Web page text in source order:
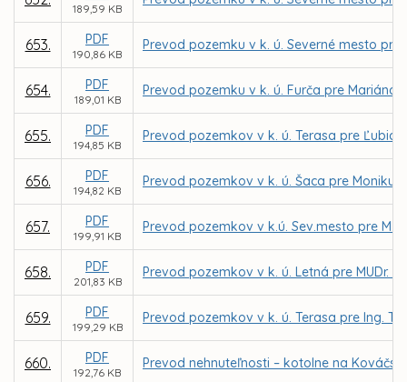
189,59 KB
653. PDF
190,86 KB
Prevod pozemku v k. ú. Severné mesto
654. PDF
189,01 KB
Prevod pozemku v k. ú. Furča pre Mariána
655. PDF
194,85 KB
Prevod pozemkov v k. ú. Terasa pre Ľubicu
656. PDF
194,82 KB
Prevod pozemkov v k. ú. Šaca pre Moniku
657. PDF
199,91 KB
Prevod pozemkov v k.ú. Sev.mesto pre M.
658. PDF
201,83 KB
Prevod pozemkov v k. ú. Letná pre MUDr.
659. PDF
199,29 KB
Prevod pozemkov v k. ú. Terasa pre Ing.
660. PDF
192,76 KB
Prevod nehnuteľnosti – kotolne na